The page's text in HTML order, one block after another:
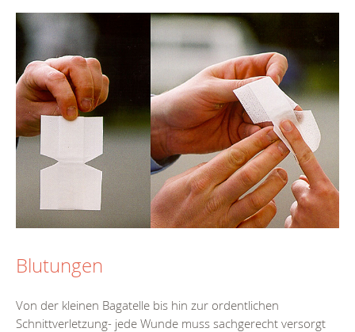
Blutungen
Von der kleinen Bagatelle bis hin zur ordentlichen
Schnittverletzung- jede Wunde muss sachgerecht versorgt